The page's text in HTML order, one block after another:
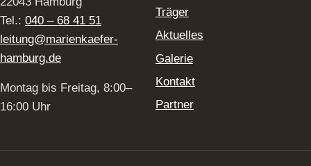
Tel.: 040 – 68 41 51
leitung@marienkaefer-
hamburg.de
Montag bis Freitag, 8:00–
16:00 Uhr
Träger
Aktuelles
Galerie
Kontakt
Partner